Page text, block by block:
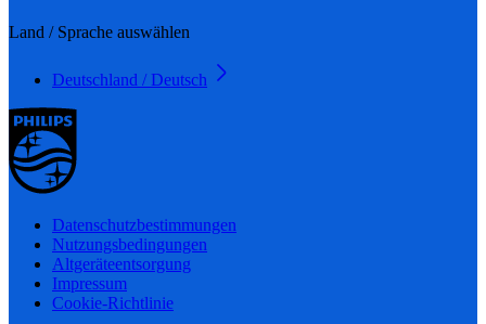
Land / Sprache auswählen
Deutschland / Deutsch
Datenschutzbestimmungen
Nutzungsbedingungen
Altgeräteentsorgung
Impressum
Cookie-Richtlinie